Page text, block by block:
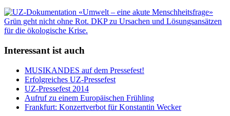
Interessant ist auch
MUSIKANDES auf dem Pressefest!
Erfolgreiches UZ-Pressefest
UZ-Pressefest 2014
Aufruf zu einem Europäischen Frühling
Frankfurt: Konzertverbot für Konstantin Wecker